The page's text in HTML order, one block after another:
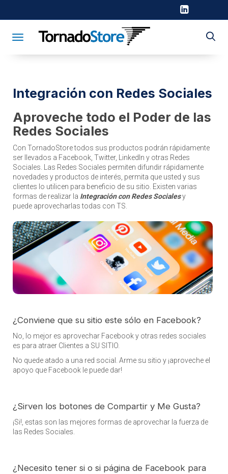
Toggle navigation
Integración con Redes Sociales
Aproveche todo el Poder de las
Redes Sociales
Con TornadoStore todos sus productos podrán rápidamente
ser llevados a Facebook, Twitter, LinkedIn y otras Redes
Sociales. Las Redes Sociales permiten difundir rápidamente
novedades y productos de interés, permita que usted y sus
clientes lo utilicen para beneficio de su sitio. Existen varias
formas de realizar la Integración con Redes Socialesy
puede aprovecharlas todas con TS.
¿Conviene que su sitio este sólo en Facebook?
No, lo mejor es aprovechar Facebook y otras redes sociales
es para atraer Clientes a SU SITIO.
No quede atado a una red social. Arme su sitio y ¡aproveche el
apoyo que Facebook le puede dar!
¿Sirven los botones de Compartir y Me Gusta?
¡Si!, estas son las mejores formas de aprovechar la fuerza de
las Redes Sociales.
¿Necesito tener si o si página de Facebook para